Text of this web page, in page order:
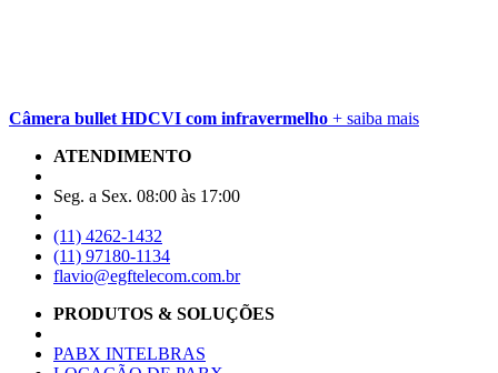
Câmera bullet HDCVI com infravermelho + saiba mais
ATENDIMENTO
Seg. a Sex. 08:00 às 17:00
(11) 4262-1432
(11) 97180-1134
flavio@egftelecom.com.br
PRODUTOS & SOLUÇÕES
PABX INTELBRAS